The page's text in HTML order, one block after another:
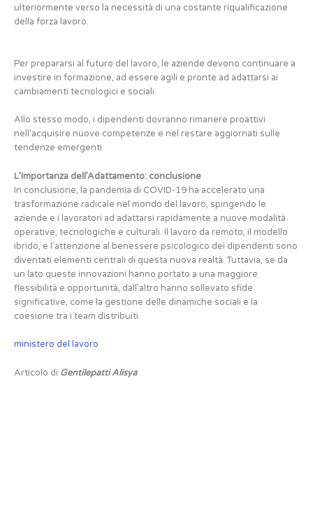
ulteriormente verso la necessità di una costante riqualificazione
della forza lavoro.
Per prepararsi al futuro del lavoro, le aziende devono continuare a
investire in formazione, ad essere agili e pronte ad adattarsi ai
cambiamenti tecnologici e sociali.
Allo stesso modo, i dipendenti dovranno rimanere proattivi
nell’acquisire nuove competenze e nel restare aggiornati sulle
tendenze emergenti.
L’Importanza dell’Adattamento: conclusione
In conclusione, la pandemia di COVID-19 ha accelerato una
trasformazione radicale nel mondo del lavoro, spingendo le
aziende e i lavoratori ad adattarsi rapidamente a nuove modalità
operative, tecnologiche e culturali. Il lavoro da remoto, il modello
ibrido, e l’attenzione al benessere psicologico dei dipendenti sono
diventati elementi centrali di questa nuova realtà. Tuttavia, se da
un lato queste innovazioni hanno portato a una maggiore
flessibilità e opportunità, dall’altro hanno sollevato sfide
significative, come la gestione delle dinamiche sociali e la
coesione tra i team distribuiti.
ministero del lavoro
Articolo di Gentilepatti Alisya